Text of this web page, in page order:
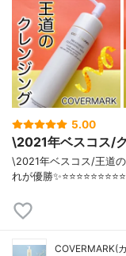
5.00
\2021年ベスコス/
\2021年ベスコス/王道
れが優勝
COVERMARK(